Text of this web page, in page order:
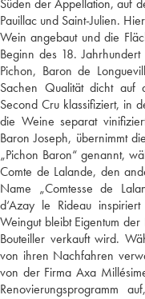
Süden der Appellation, auf
Pauillac und Saint-Julien.
Wein angebaut und die
Beginn des 18.
Pichon, Baron de
Sachen Qualität dicht auf
Second Cru klassifiziert, in
die Weine separat
Baron Joseph, übernimmt
„Pichon Baron“ genannt,
Comte de Lalande, den
Name „Comtesse de
d‘Azay le Rideau
Weingut bleibt Eigentum
Bouteiller verkauft wird.
von ihren Nachfahren
von der Firma Axa
Renovierungsprogramm